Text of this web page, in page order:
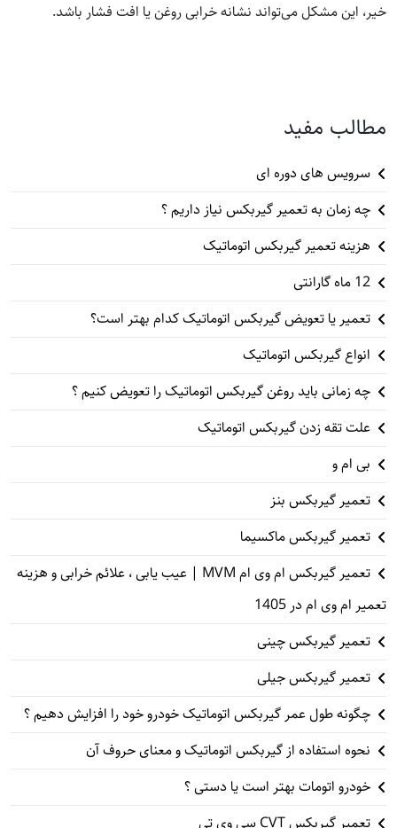
خیر، این مشکل می‌تواند نشانه خرابی روغن یا افت فشار باشد.
مطالب مفید
سرویس های دوره ای
چه زمان به تعمیر گیربکس نیاز داریم ؟
هزینه تعمیر گیربکس اتوماتیک
12 ماه گارانتی
تعمیر یا تعویض گیربکس اتوماتیک کدام بهتر است؟
انواع گیربکس اتوماتیک
چه زمانی باید روغن گیربکس اتوماتیک را تعویض کنیم ؟
علت تقه زدن گیربکس اتوماتیک
بی ام و
تعمیر گیربکس بنز
تعمیر گیربکس ماکسیما
تعمیر گیربکس ام وی ام MVM | عیب یابی ، علائم خرابی و هزینه
تعمیر ام وی ام در 1405
تعمیر گیربکس چینی
تعمیر گیربکس جیلی
چگونه طول عمر گیربکس اتوماتیک خودرو خود را افزایش دهیم ؟
نحوه استفاده از گیربکس اتوماتیک و معنای حروف آن
خودرو اتومات بهتر است یا دستی ؟
تعمیر گیربکس CVT سی وی تی